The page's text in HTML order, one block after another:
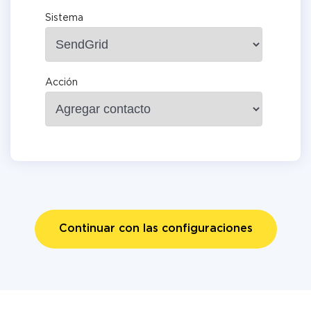
Sistema
Acción
Continuar con las configuraciones